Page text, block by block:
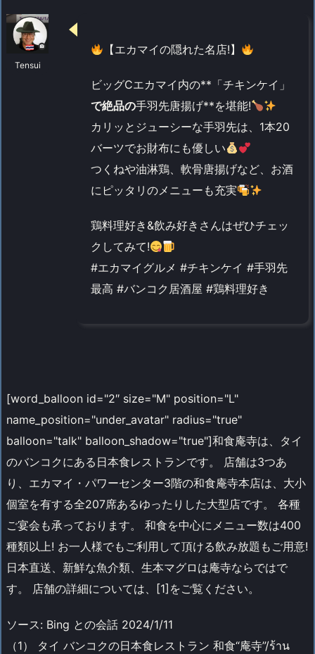
Tensui
【エカマイの隠れた名店!】
ビッグCエカマイ内の**「チキンケイ」
で絶品の手羽先唐揚げ**を堪能!
カリッとジューシーな手羽先は、1本20
バーツでお財布にも優しい
つくねや油淋鶏、軟骨唐揚げなど、お酒
にピッタリのメニューも充実
鶏料理好き&飲み好きさんはぜひチェッ
クしてみて!
#エカマイグルメ #チキンケイ #手羽先
最高 #バンコク居酒屋 #鶏料理好き
[word_balloon id="2″ size="M" position="L"
name_position="under_avatar" radius="true"
balloon="talk" balloon_shadow="true"]和食庵寺は、タイ
のバンコクにある日本食レストランです。 店舗は3つあ
り、エカマイ・パワーセンター3階の和食庵寺本店は、大小
個室を有する全207席あるゆったりした大型店です。 各種
ご宴会も承っております。 和食を中心にメニュー数は400
種類以上! お一人様でもご利用して頂ける飲み放題もご用意!
日本直送、新鮮な魚介類、生本マグロは庵寺ならではで
す。 店舗の詳細については、[1]をご覧ください。
ソース: Bing との会話 2024/1/11
（1） タイ バンコクの日本食レストラン 和食“庵寺”/ร้าน